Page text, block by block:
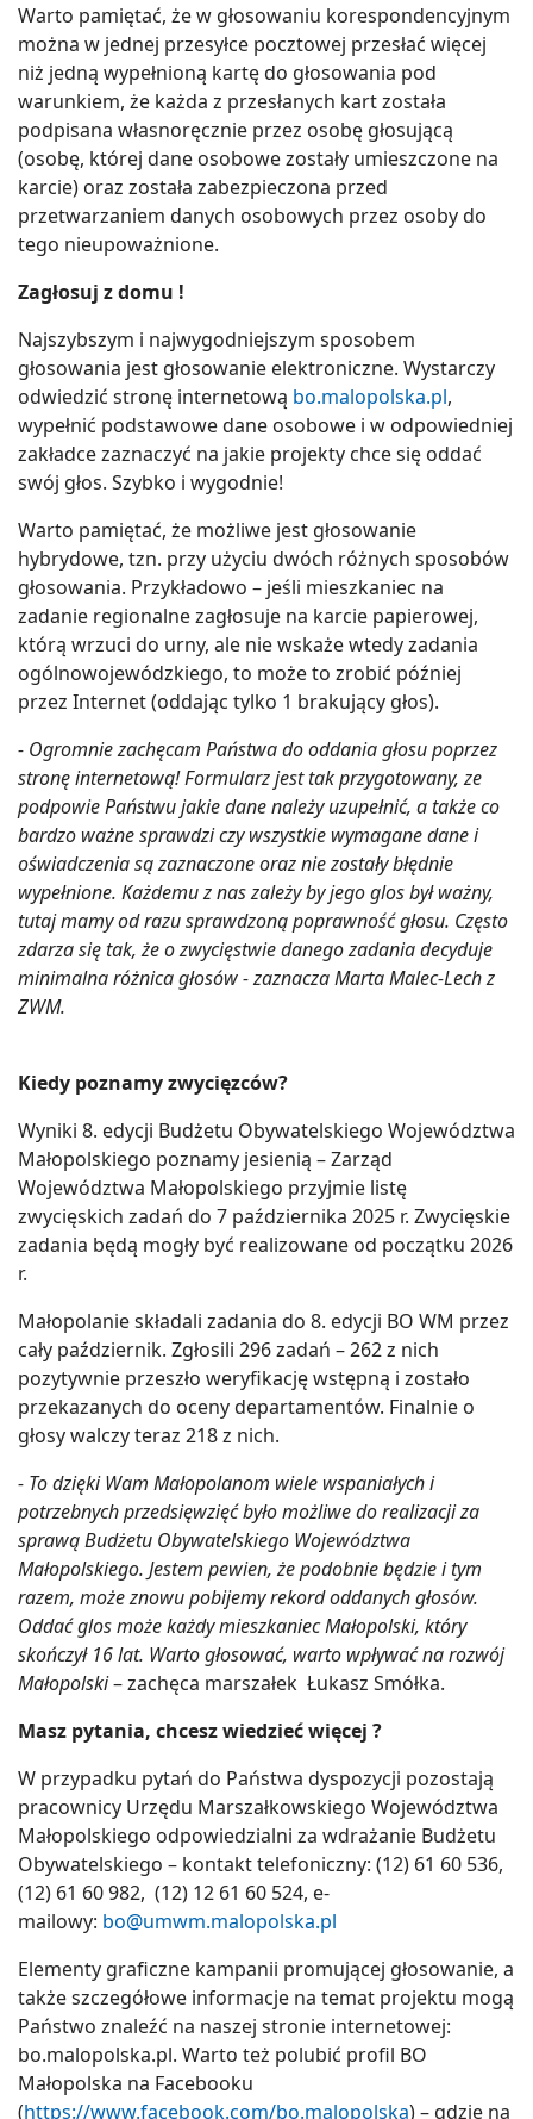
Warto pamiętać, że w głosowaniu korespondencyjnym
można w jednej przesyłce pocztowej przesłać więcej
niż jedną wypełnioną kartę do głosowania pod
warunkiem, że każda z przesłanych kart została
podpisana własnoręcznie przez osobę głosującą
(osobę, której dane osobowe zostały umieszczone na
karcie) oraz została zabezpieczona przed
przetwarzaniem danych osobowych przez osoby do
tego nieupoważnione.
Zagłosuj z domu !
Najszybszym i najwygodniejszym sposobem
głosowania jest głosowanie elektroniczne. Wystarczy
odwiedzić stronę internetową bo.malopolska.pl,
wypełnić podstawowe dane osobowe i w odpowiedniej
zakładce zaznaczyć na jakie projekty chce się oddać
swój głos. Szybko i wygodnie!
Warto pamiętać, że możliwe jest głosowanie
hybrydowe, tzn. przy użyciu dwóch różnych sposobów
głosowania. Przykładowo – jeśli mieszkaniec na
zadanie regionalne zagłosuje na karcie papierowej,
którą wrzuci do urny, ale nie wskaże wtedy zadania
ogólnowojewódzkiego, to może to zrobić później
przez Internet (oddając tylko 1 brakujący głos).
- Ogromnie zachęcam Państwa do oddania głosu poprzez
stronę internetową! Formularz jest tak przygotowany, ze
podpowie Państwu jakie dane należy uzupełnić, a także co
bardzo ważne sprawdzi czy wszystkie wymagane dane i
oświadczenia są zaznaczone oraz nie zostały błędnie
wypełnione. Każdemu z nas zależy by jego glos był ważny,
tutaj mamy od razu sprawdzoną poprawność głosu. Często
zdarza się tak, że o zwycięstwie danego zadania decyduje
minimalna różnica głosów - zaznacza Marta Malec-Lech z
ZWM.
Kiedy poznamy zwycięzców?
Wyniki 8. edycji Budżetu Obywatelskiego Województwa
Małopolskiego poznamy jesienią – Zarząd
Województwa Małopolskiego przyjmie listę
zwycięskich zadań do 7 października 2025 r. Zwycięskie
zadania będą mogły być realizowane od początku 2026
r.
Małopolanie składali zadania do 8. edycji BO WM przez
cały październik. Zgłosili 296 zadań – 262 z nich
pozytywnie przeszło weryfikację wstępną i zostało
przekazanych do oceny departamentów. Finalnie o
głosy walczy teraz 218 z nich.
- To dzięki Wam Małopolanom wiele wspaniałych i
potrzebnych przedsięwzięć było możliwe do realizacji za
sprawą Budżetu Obywatelskiego Województwa
Małopolskiego. Jestem pewien, że podobnie będzie i tym
razem, może znowu pobijemy rekord oddanych głosów.
Oddać glos może każdy mieszkaniec Małopolski, który
skończył 16 lat. Warto głosować, warto wpływać na rozwój
Małopolski– zachęca marszałek Łukasz Smółka.
Masz pytania, chcesz wiedzieć więcej ?
W przypadku pytań do Państwa dyspozycji pozostają
pracownicy Urzędu Marszałkowskiego Województwa
Małopolskiego odpowiedzialni za wdrażanie Budżetu
Obywatelskiego – kontakt telefoniczny: (12) 61 60 536,
(12) 61 60 982, (12) 12 61 60 524, e-
mailowy: bo@umwm.malopolska.pl
Elementy graficzne kampanii promującej głosowanie, a
także szczegółowe informacje na temat projektu mogą
Państwo znaleźć na naszej stronie internetowej:
bo.malopolska.pl. Warto też polubić profil BO
Małopolska na Facebooku
(https://www.facebook.com/bo.malopolska) – gdzie na